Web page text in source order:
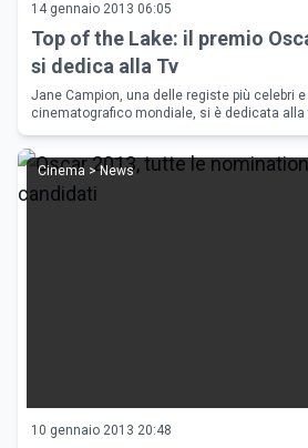
14 gennaio 2013 06:05
Top of the Lake: il premio
si dedica alla Tv
Jane Campion, una delle registe più celebri
cinematografico mondiale, si è dedicata alla
Cinema > News
10 gennaio 2013 20:48